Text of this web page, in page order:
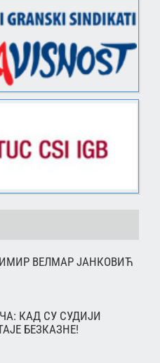
ВЕЛМАР ЈАНКОВИЋ
КАД СУ СУДИЈИ
БЕЗКАЗНЕ!